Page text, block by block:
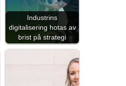
Industrins
digitalisering hotas av
brist på strategi